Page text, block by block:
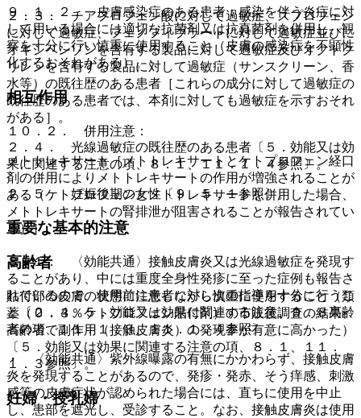
９．１．２． 皮膚感染症のある患者：感染を伴う炎症に対
して用いる場合には適切な抗菌剤又は抗真菌剤を併用し、観
察を十分に行い慎重に使用すること（皮膚の感染症を不顕性
化するおそれがある）。
相互作用
１０．２． 併用注意：
メトトレキサート［メトトレキサートとケトプロフェン経口
剤の併用によりメトトレキサートの作用が増強されることが
ある（ケトプロフェンとメトトレキサートを併用した場合、
メトトレキサートの腎排泄が阻害されることが報告されてい
る）］。
高齢者
貼付部の皮膚の状態に注意しながら慎重に使用すること（類
薬（０．３％ケトプロフェン貼付剤）の市販後調査の結果、
高齢者で副作用（接触皮膚炎）の発現率が有意に高かった）
〔５．効能又は効果に関連する注意の項、８．１、１１．
１．３参照〕。
妊婦・授乳婦
２．３． チアプロフェン酸に対して過敏症、スプロフェン
に対して過敏症、フェノフィブラートに対して過敏症並びに
オキシベンゾンを含有する製品に対して過敏症及びオクトク
リレンを含有する製品に対して過敏症（サンスクリーン、香
水等）の既往歴のある患者［これらの成分に対して過敏症の
既往歴のある患者では、本剤に対しても過敏症を示すおそれ
がある］。
２．４． 光線過敏症の既往歴のある患者〔５．効能又は効
果に関連する注意の項、８．１、１１．１．４参照〕。
２．５． 妊娠後期の女性〔９．５．１参照〕。
重要な基本的注意
８．１． 〈効能共通〉接触皮膚炎又は光線過敏症を発現す
ることがあり、中には重度全身性発疹に至った症例も報告さ
れているので、使用前に患者に対し次の指導を十分に行うこ
と〔２．４、５．効能又は効果に関連する注意、９．８高齢
者の項、１１．１．３、１１．１．４参照〕。
・ 〈効能共通〉紫外線曝露の有無にかかわらず、接触皮膚
炎を発現することがあるので、発疹・発赤、そう痒感、刺激
感等の皮膚症状が認められた場合には、直ちに使用を中止
し、患部を遮光し、受診すること。なお、接触皮膚炎は使用